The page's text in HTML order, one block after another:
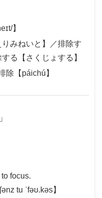
】
みねいと】／排除す
る【さくじょする】
除【páichú】
focus.
tu ˈfəʊ.kəs】